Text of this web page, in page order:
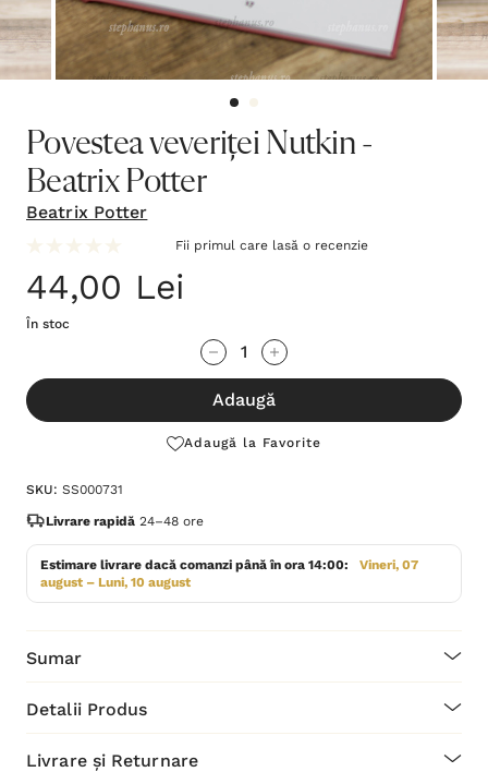
Povestea veveriței Nutkin -
Beatrix Potter
Beatrix Potter
Fii primul care lasă o recenzie
44,00 Lei
În stoc
te!
Stocul
Adaugă
Adaugă la Favorite
SKU: SS000731
Livrare rapidă 24–48 ore
Estimare livrare dacă comanzi până în ora 14:00:
Vineri, 07
august – Luni, 10 august
Sumar
Detalii Produs
Livrare și Returnare